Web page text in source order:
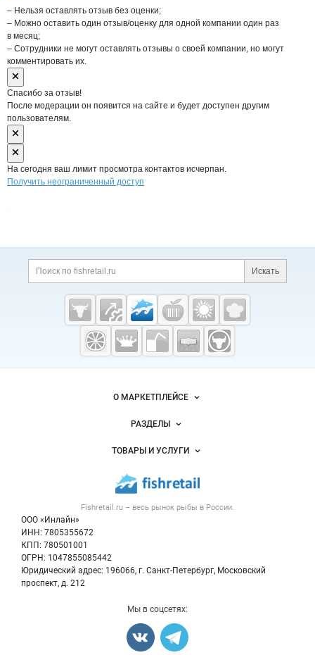
– Нельзя оставлять отзыв без оценки;
– Можно оставить один отзыв/оценку для одной компании один раз
в месяц;
– Сотрудники не могут оставлять отзывы о своей компании, но могут
комментировать их.
Спасибо за отзыв!
После модерации он появится на сайте и будет доступен другим
пользователям.
На сегодня ваш лимит просмотра контактов исчерпан.
Получить неограниченный доступ
Дополнительная информация
Поиск по сайту и
Искать
Cсылки на полезные проекты
Fishretail.ru —
рыба,
морепродукты
Важные разделы и контакты
Fishretail.ru – весь рынок рыбы в России.
ООО «Инлайн»
ИНН: 7805355672
КПП: 780501001
ОГРН: 1047855085442
Юридический адрес: 196066, г. Санкт-Петербург, Московский
проспект, д. 212
Навигация по сайтуО МАРКЕТПЛЕЙСЕ
Новости Fishretail.ru
Размещение рекламы
Публичная оферта
Контактная информация
Политика обработки персональных данных
РАЗДЕЛЫ
Объявления
Новости рынка
Блог
ТОВАРЫ И УСЛУГИ
Рыба
Икра
Мы в соцсетях: